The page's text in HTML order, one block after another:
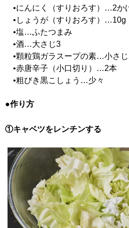
•にんにく（すりおろす）…2か
•しょうが（すりおろす）…10g
•塩…ふたつまみ
•酒…大さじ3
•顆粒鶏ガラスープの素…小さ
•赤唐辛子（小口切り）…2本
•粗びき黒こしょう…少々
●作り方
①キャベツをレンチンする